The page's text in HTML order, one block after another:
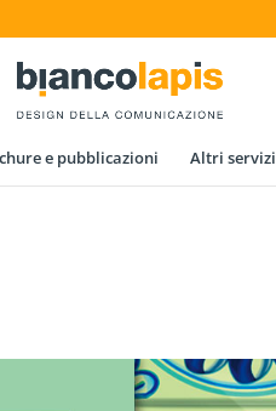
e pubblicazioni Altri servizi